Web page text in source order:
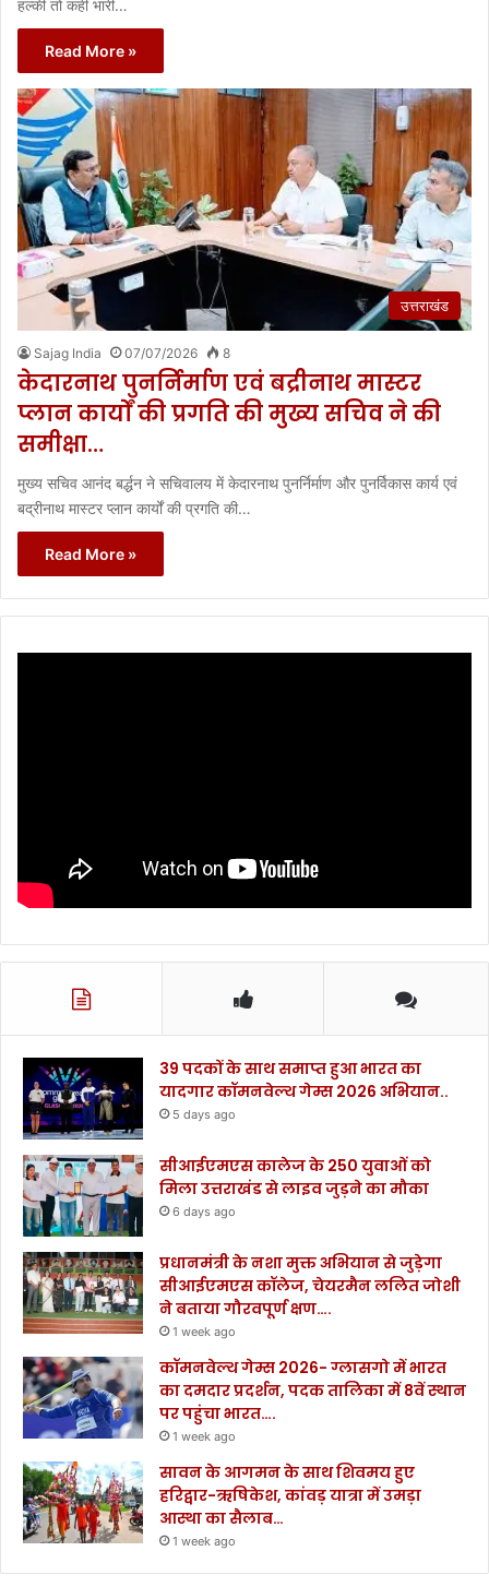
हल्की तो कहीं भारी…
Read More »
उत्तराखंड
Sajag India 07/07/2026 8
केदारनाथ पुनर्निर्माण एवं बद्रीनाथ मास्टर
प्लान कार्यों की प्रगति की मुख्य सचिव ने की
समीक्षा…
मुख्य सचिव आनंद बर्द्धन ने सचिवालय में केदारनाथ पुनर्निर्माण और पुनर्विकास कार्य एवं
बद्रीनाथ मास्टर प्लान कार्यों की प्रगति की…
Read More »
39 पदकों के साथ समाप्त हुआ भारत का
यादगार कॉमनवेल्थ गेम्स 2026 अभियान..
5 days ago
सीआईएमएस कालेज के 250 युवाओं को
मिला उत्तराखंड से लाइव जुड़ने का मौका
6 days ago
प्रधानमंत्री के नशा मुक्त अभियान से जुड़ेगा
सीआईएमएस कॉलेज, चेयरमैन ललित जोशी
ने बताया गौरवपूर्ण क्षण….
1 week ago
कॉमनवेल्थ गेम्स 2026- ग्लासगो में भारत
का दमदार प्रदर्शन, पदक तालिका में 8वें स्थान
पर पहुंचा भारत….
1 week ago
सावन के आगमन के साथ शिवमय हुए
हरिद्वार-ऋषिकेश, कांवड़ यात्रा में उमड़ा
आस्था का सैलाब…
1 week ago